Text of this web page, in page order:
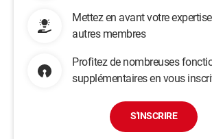
Mettez en avant votre
autres membres
Profitez de nombreuses
supplémentaires en vous
S'INSCRIRE